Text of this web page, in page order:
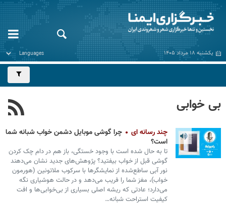
یکشنبه ۱۸ مرداد ۱۴۰۵
بی خوابی
چند رسانه ای
چرا گوشی موبایل دشمن خواب شبانه شما
است؟
تا به حال شده است با وجود خستگی، باز هم در دام چک کردن
گوشی قبل از خواب بیفتید؟ پژوهش‌های جدید نشان می‌دهند
نور آبی ساطع‌شده از نمایشگرها با سرکوب ملاتونین (هورمون
خواب)، مغز شما را فریب می‌دهد و در حالت هوشیاری نگه
می‌دارد؛ عادتی که ریشه اصلی بسیاری از بی‌خوابی‌ها و افت
کیفیت استراحت شبانه…